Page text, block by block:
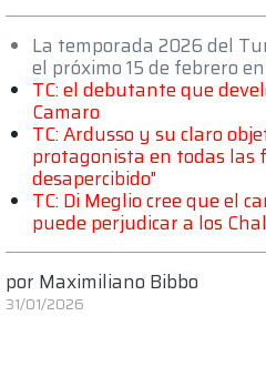
La temporada 2026 del
el próximo 15 de febrero
TC: el debutante que
Camaro
TC: Ardusso y su claro
protagonista en todas las
desapercibido"
TC: Di Meglio cree que el
puede perjudicar a los
por Maximiliano Bibbo
31/01/2026